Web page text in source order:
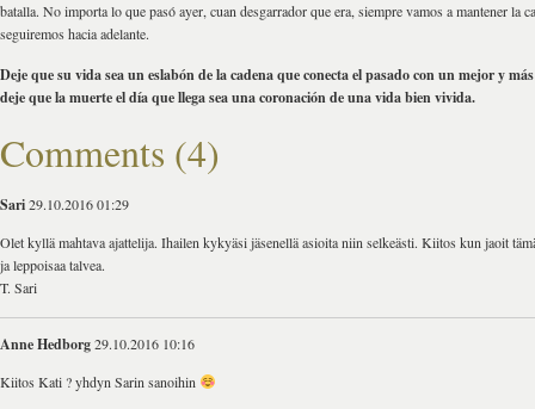
batalla. No importa lo que pasó ayer, cuan desgarrador que era, siempre vamos a mantener la
seguiremos hacia adelante.
Deje que su vida sea un eslabón de la cadena que conecta el pasado con un mejor y
deje que la muerte el día que llega sea una coronación de una vida bien vivida.
Comments (4)
Sari29.10.2016 01:29
Olet kyllä mahtava ajattelija. Ihailen kykyäsi jäsenellä asioita niin selkeästi. Kiitos kun jaoit
ja leppoisaa talvea.
T. Sari
Anne Hedborg29.10.2016 10:16
Kiitos Kati ? yhdyn Sarin sanoihin